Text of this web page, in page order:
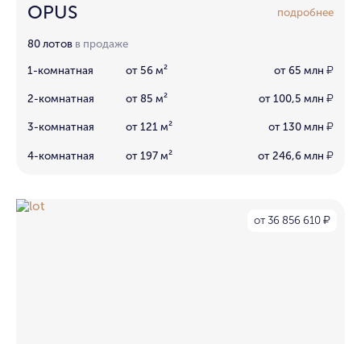
OPUS подробнее
80 лотов в продаже
1-комнатная от 56 м² от 65 млн ₽
2-комнатная от 85 м² от 100,5 млн ₽
3-комнатная от 121 м² от 130 млн ₽
4-комнатная от 197 м² от 246,6 млн ₽
от 36 856 610 ₽